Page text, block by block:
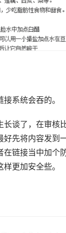
系统会吞的。
长谈了，在审核
好先将内容发到
在链接当中加个
更加安全些。